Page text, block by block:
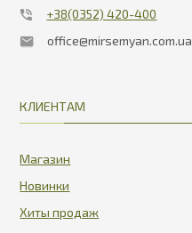
+38(0352) 420-400
office@mirsemyan.com.ua
КЛИЕНТАМ
Магазин
Новинки
Хиты продаж